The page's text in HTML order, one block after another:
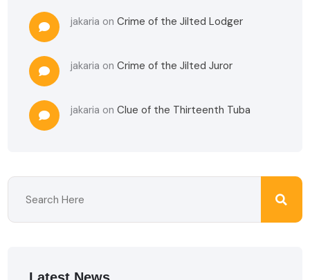
jakaria onCrime of the Jilted Lodger
jakaria onCrime of the Jilted Juror
jakaria onClue of the Thirteenth Tuba